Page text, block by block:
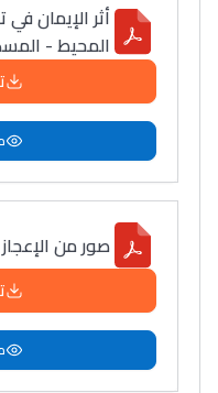
أثر الإيمان
المحيط -
صور من